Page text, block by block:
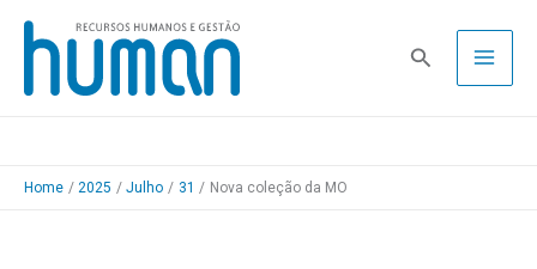
Skip
content
Pesquisa
Home 2025 Julho 31 Nova coleção da MO